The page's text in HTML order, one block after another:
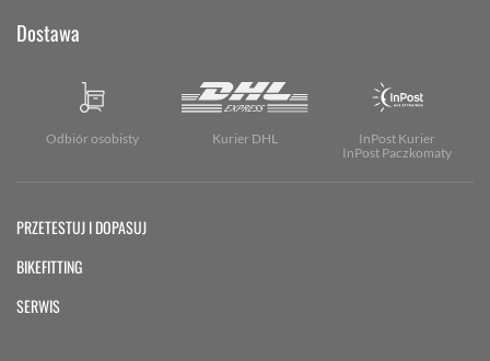
Dostawa
Odbiór osobisty Kurier DHL
InPost Kurier
InPost Paczkomaty
PRZETESTUJ I DOPASUJ
BIKEFITTING
SERWIS